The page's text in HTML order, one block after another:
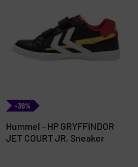
-36%
Hummel - HP GRYFFINDOR
JET COURT JR, Sneaker